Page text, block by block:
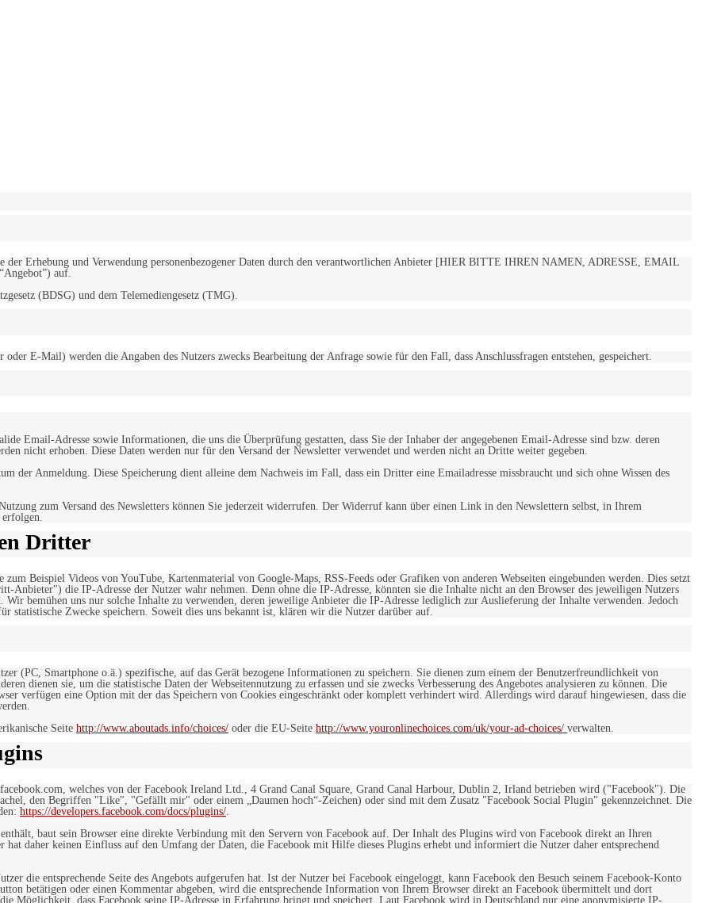
der Erhebung und Verwendung personenbezogener Daten durch den verantwortlichen Anbieter [HIER BITTE IHREN NAMEN, ADRESSE, EMAIL
auf.
(BDSG) und dem Telemediengesetz (TMG).
E-Mail) werden die Angaben des Nutzers zwecks Bearbeitung der Anfrage sowie für den Fall, dass Anschlussfragen entstehen, gespeichert.
Email-Adresse sowie Informationen, die uns die Überprüfung gestatten, dass Sie der Inhaber der angegebenen Email-Adresse sind bzw. deren
nicht erhoben. Diese Daten werden nur für den Versand der Newsletter verwendet und werden nicht an Dritte weiter gegeben.
der Anmeldung. Diese Speicherung dient alleine dem Nachweis im Fall, dass ein Dritter eine Emailadresse missbraucht und sich ohne Wissen des
zum Versand des Newsletters können Sie jederzeit widerrufen. Der Widerruf kann über einen Link in den Newslettern selbst, in Ihrem
Dritter
Beispiel Videos von YouTube, Kartenmaterial von Google-Maps, RSS-Feeds oder Grafiken von anderen Webseiten eingebunden werden. Dies setzt
Anbieter") die IP-Adresse der Nutzer wahr nehmen. Denn ohne die IP-Adresse, könnten sie die Inhalte nicht an den Browser des jeweiligen Nutzers
bemühen uns nur solche Inhalte zu verwenden, deren jeweilige Anbieter die IP-Adresse lediglich zur Auslieferung der Inhalte verwenden. Jedoch
Zwecke speichern. Soweit dies uns bekannt ist, klären wir die Nutzer darüber auf.
(PC, Smartphone o.ä.) spezifische, auf das Gerät bezogene Informationen zu speichern. Sie dienen zum einem der Benutzerfreundlichkeit von
dienen sie, um die statistische Daten der Webseitennutzung zu erfassen und sie zwecks Verbesserung des Angebotes analysieren zu können. Die
verfügen eine Option mit der das Speichern von Cookies eingeschränkt oder komplett verhindert wird. Allerdings wird darauf hingewiesen, dass die
Seite http://www.aboutads.info/choices/ oder die EU-Seite http://www.youronlinechoices.com/uk/your-ad-choices/ verwalten.
welches von der Facebook Ireland Ltd., 4 Grand Canal Square, Grand Canal Harbour, Dublin 2, Irland betrieben wird ("Facebook"). Die
den Begriffen "Like", "Gefällt mir" oder einem „Daumen hoch“-Zeichen) oder sind mit dem Zusatz "Facebook Social Plugin" gekennzeichnet. Die
https://developers.facebook.com/docs/plugins/.
baut sein Browser eine direkte Verbindung mit den Servern von Facebook auf. Der Inhalt des Plugins wird von Facebook direkt an Ihren
daher keinen Einfluss auf den Umfang der Daten, die Facebook mit Hilfe dieses Plugins erhebt und informiert die Nutzer daher entsprechend
die entsprechende Seite des Angebots aufgerufen hat. Ist der Nutzer bei Facebook eingeloggt, kann Facebook den Besuch seinem Facebook-Konto
betätigen oder einen Kommentar abgeben, wird die entsprechende Information von Ihrem Browser direkt an Facebook übermittelt und dort
Möglichkeit, dass Facebook seine IP-Adresse in Erfahrung bringt und speichert. Laut Facebook wird in Deutschland nur eine anonymisierte IP-